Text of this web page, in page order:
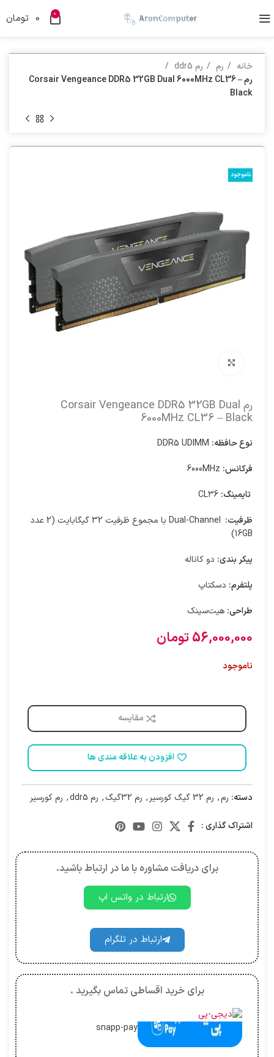
0
0 تومان
خانه رم
رم ddr5
رم Corsair Vengeance DDR5 32GB Dual 6000MHz CL36 –
Black
ناموجود
رم Corsair Vengeance DDR5 32GB Dual
6000MHz CL36 – Black
نوع حافظه:
فرکانس:
تایمینگ:
ظرفیت:
Dual-Channel با مجموع ظرفیت 32 گیگابایت (2 عدد
16GB)
پیکر بندی: دو کاناله
پلتفرم: دسکتاپ
طراحی: هیت‌سینک
56,000,000تومان
ناموجود
مقایسه
افزودن به علاقه مندی ها
دسته: رم, رم 32 گیگ کورسیر , رم 32گیگ , رم ddr5 , رم کورسیر
اشتراک گذاری :
برای دریافت مشاوره با ما در ارتباط باشید.
ارتباط در واتس اپ
ارتباط در تلگرام
برای خرید اقساطی تماس بگیرید .
snapp-pay